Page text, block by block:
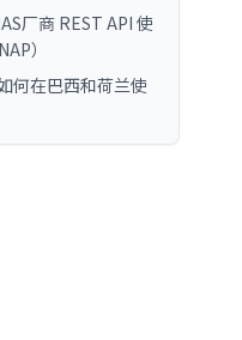
厂商 REST API 使
）
何在巴西和荷兰使